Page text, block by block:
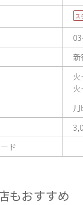
ス
ド
もおすすめ